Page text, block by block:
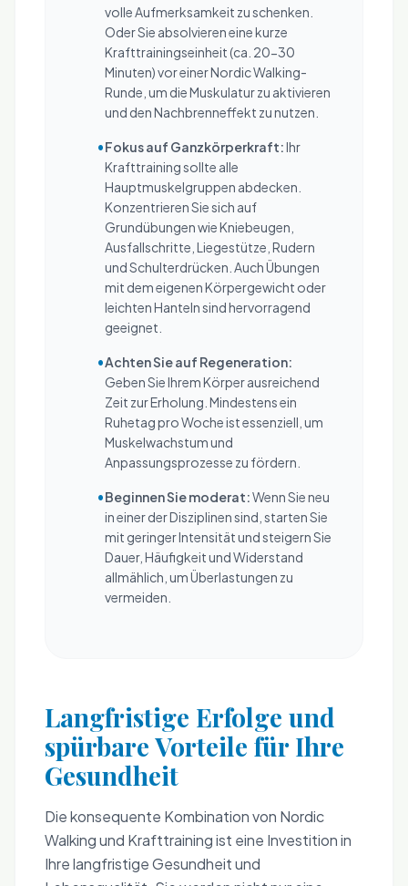
volle Aufmerksamkeit zu schenken.
Oder Sie absolvieren eine kurze
Krafttrainingseinheit (ca. 20-30
Minuten) vor einer Nordic Walking-
Runde, um die Muskulatur zu aktivieren
und den Nachbrenneffekt zu nutzen.
•Fokus auf Ganzkörperkraft:Ihr
Krafttraining sollte alle
Hauptmuskelgruppen abdecken.
Konzentrieren Sie sich auf
Grundübungen wie Kniebeugen,
Ausfallschritte, Liegestütze, Rudern
und Schulterdrücken. Auch Übungen
mit dem eigenen Körpergewicht oder
leichten Hanteln sind hervorragend
geeignet.
•Achten Sie auf Regeneration:
Geben Sie Ihrem Körper ausreichend
Zeit zur Erholung. Mindestens ein
Ruhetag pro Woche ist essenziell, um
Muskelwachstum und
Anpassungsprozesse zu fördern.
•Beginnen Sie moderat:Wenn Sie neu
in einer der Disziplinen sind, starten Sie
mit geringer Intensität und steigern Sie
Dauer, Häufigkeit und Widerstand
allmählich, um Überlastungen zu
vermeiden.
Langfristige Erfolge und
spürbare Vorteile für Ihre
Gesundheit
Die konsequente Kombination von Nordic
Walking und Krafttraining ist eine Investition in
Ihre langfristige Gesundheit und